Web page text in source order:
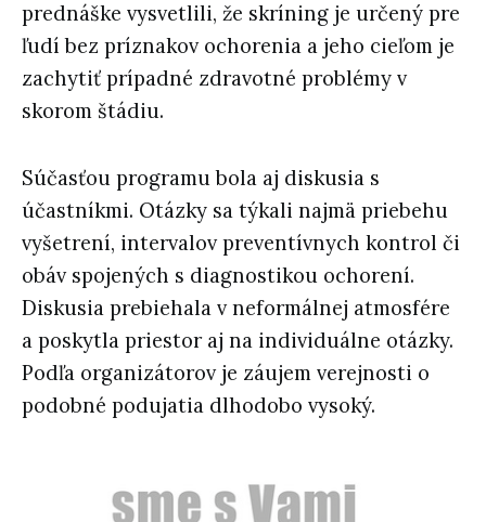
prednáške vysvetlili, že skríning je určený pre
ľudí bez príznakov ochorenia a jeho cieľom je
zachytiť prípadné zdravotné problémy v
skorom štádiu.
Súčasťou programu bola aj diskusia s
účastníkmi. Otázky sa týkali najmä priebehu
vyšetrení, intervalov preventívnych kontrol či
obáv spojených s diagnostikou ochorení.
Diskusia prebiehala v neformálnej atmosfére
a poskytla priestor aj na individuálne otázky.
Podľa organizátorov je záujem verejnosti o
podobné podujatia dlhodobo vysoký.